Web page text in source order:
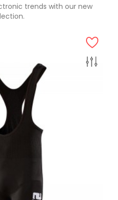
trends with our new